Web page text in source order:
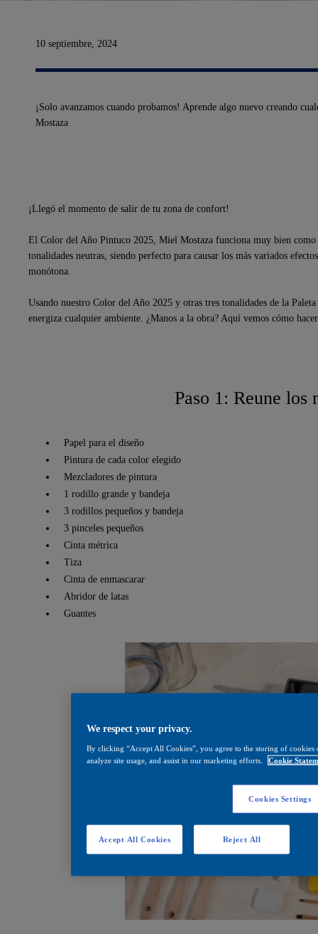
10 septiembre, 2024
¡Solo avanzamos cuando probamos! Aprende algo nuevo creando
Mostaza
¡Llegó el momento de salir de tu zona de confort!
El Color del Año Pintuco 2025, Miel Mostaza funciona muy bien
tonalidades neutras, siendo perfecto para causar los más variados
monótona.
Usando nuestro Color del Año 2025 y otras tres tonalidades de la
energiza cualquier ambiente. ¿Manos a la obra? Aquí vemos cómo
Paso 1: Reune los
Papel para el diseño
Pintura de cada color elegido
Mezcladores de pintura
1 rodillo grande y bandeja
3 rodillos pequeños y bandeja
3 pinceles pequeños
Cinta métrica
Tiza
Cinta de enmascarar
Abridor de latas
Guantes
We respect your privacy.
By clicking “Accept All Cookies”, you agree to the storing of
analyze site usage, and assist in our marketing efforts.
Cookie
Cookies Settings
Reject All
Accept All Cookies